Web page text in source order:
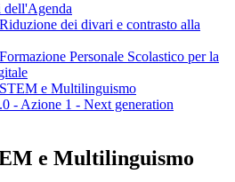
dell'Agenda
dei divari e contrasto alla
Personale Scolastico per la
e Multilinguismo
- Azione 1 - Next generation
e Multilinguismo